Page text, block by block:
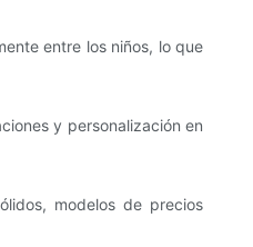
entre los niños, lo que
y personalización en
modelos de precios